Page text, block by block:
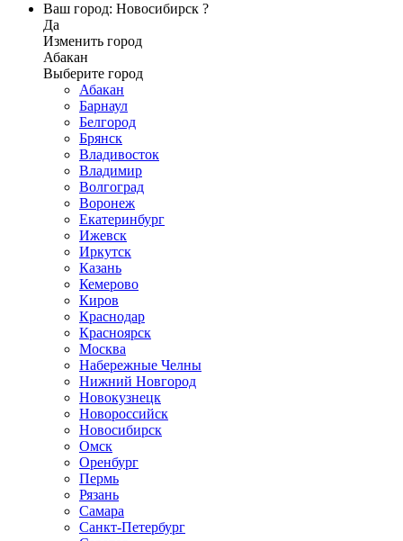
Ваш город: Новосибирск ?
Да
Изменить город
Абакан
Выберите город
Абакан
Барнаул
Белгород
Брянск
Владивосток
Владимир
Волгоград
Воронеж
Екатеринбург
Ижевск
Иркутск
Казань
Кемерово
Киров
Краснодар
Красноярск
Москва
Набережные Челны
Нижний Новгород
Новокузнецк
Новороссийск
Новосибирск
Омск
Оренбург
Пермь
Рязань
Самара
Санкт-Петербург